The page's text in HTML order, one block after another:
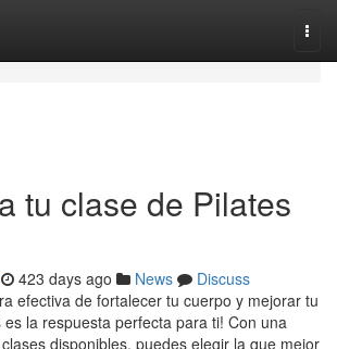
tu clase de Pilates
423 days ago News
Discuss
efectiva de fortalecer tu cuerpo y mejorar tu
es la respuesta perfecta para ti! Con una
disponibles, puedes elegir la que mejor